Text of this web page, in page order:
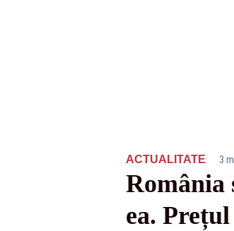
ACTUALITATE· 3
România
ea.